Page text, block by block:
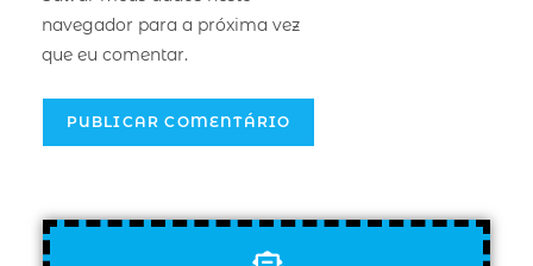
navegador para a próxima vez
que eu comentar.